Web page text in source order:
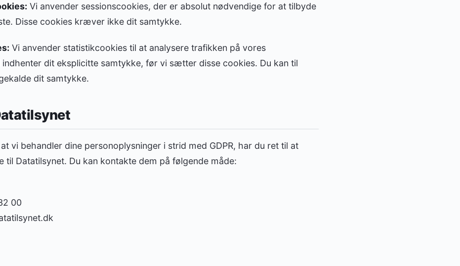
Vi anvender sessionscookies, der er absolut nødvendige for at tilbyde
Disse cookies kræver ikke dit samtykke.
Vi anvender statistikcookies til at analysere trafikken på vores
indhenter dit eksplicitte samtykke, før vi sætter disse cookies. Du kan til
dit samtykke.
vi behandler dine personoplysninger i strid med GDPR, har du ret til at
til Datatilsynet. Du kan kontakte dem på følgende måde:
00